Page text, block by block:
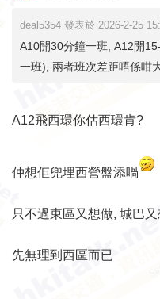
deal5354 發表於 2026-2-25
A10開30分鐘一班, A12開
一班), 兩者班次差距唔係咁
A12飛西環你估西環肯?
仲想佢兜埋西營盤添喎
只不過東區又想做, 城巴
先無理到西區而已